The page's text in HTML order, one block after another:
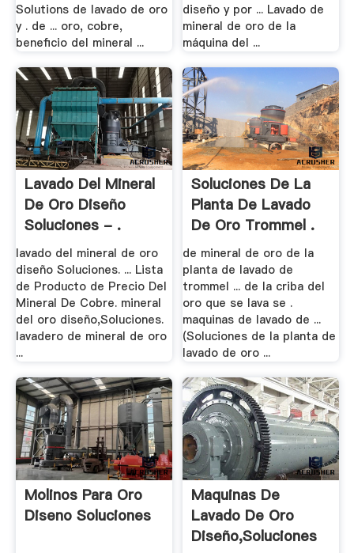
Solutions de lavado de oro
y . de ... oro, cobre,
beneficio del mineral ...
diseño y por ... Lavado de
mineral de oro de la
máquina del ...
Lavado Del Mineral
De Oro Diseño
Soluciones - .
lavado del mineral de oro
diseño Soluciones. ... Lista
de Producto de Precio Del
Mineral De Cobre. mineral
del oro diseño,Soluciones.
lavadero de mineral de oro
...
Soluciones De La
Planta De Lavado
De Oro Trommel .
de mineral de oro de la
planta de lavado de
trommel ... de la criba del
oro que se lava se .
maquinas de lavado de ...
(Soluciones de la planta de
lavado de oro ...
Molinos Para Oro
Diseno Soluciones
Maquinas De
Lavado De Oro
Diseño,Soluciones